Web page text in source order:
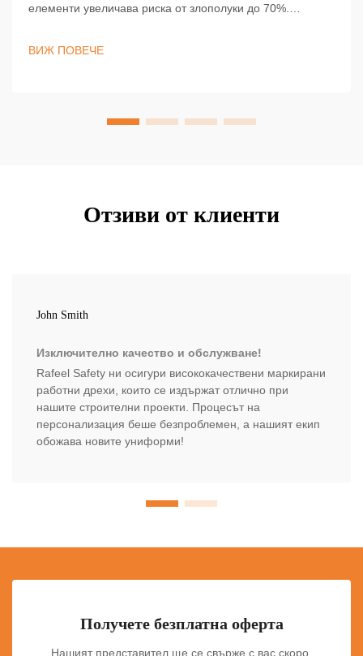
елементи увеличава риска от злополуки до 70%.
ВИЖ ПОВЕЧЕ
Отзиви от клиенти
John Smith
Изключително качество и обслужване!
Rafeel Safety ни осигури висококачествени маркирани
работни дрехи, които се издържат отлично при
нашите строителни проекти. Процесът на
персонализация беше безпроблемен, а нашият екип
обожава новите униформи!
Получете безплатна оферта
Нашият представител ще се свърже с вас скоро.